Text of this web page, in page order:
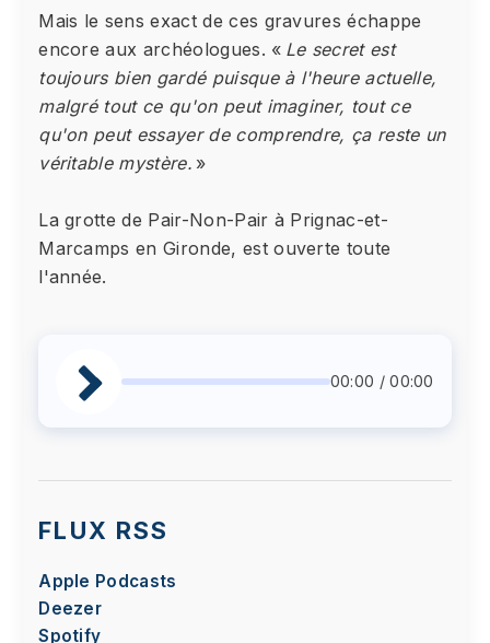
Mais le sens exact de ces gravures échappe
encore aux archéologues. « Le secret est
toujours bien gardé puisque à l'heure actuelle,
malgré tout ce qu'on peut imaginer, tout ce
qu'on peut essayer de comprendre, ça reste un
véritable mystère. »
La grotte de Pair-Non-Pair à Prignac-et-
Marcamps en Gironde, est ouverte toute
l'année.
00:00 / 00:00
FLUX RSS
Apple Podcasts
Deezer
Spotify